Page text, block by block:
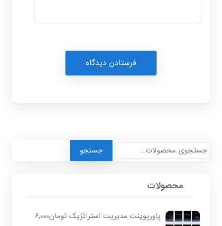
جستجو
برای:
جستجو
محصولات
پاورپوینت مدیریت استراتژیک تومان۶,۰۰۰